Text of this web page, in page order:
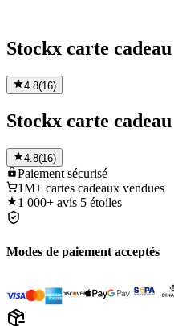
Stockx carte cadeau
4.8(16)
Stockx carte cadeau
4.8(16)
Paiement sécurisé
1M+ cartes cadeaux vendues
1 000+ avis 5 étoiles
Modes de paiement acceptés